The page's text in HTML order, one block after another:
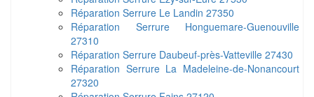
Réparation Serrure Le Landin 27350
Réparation Serrure Honguemare-Guenouville
27310
Réparation Serrure Daubeuf-près-Vatteville 27430
Réparation Serrure La Madeleine-de-Nonancourt
27320